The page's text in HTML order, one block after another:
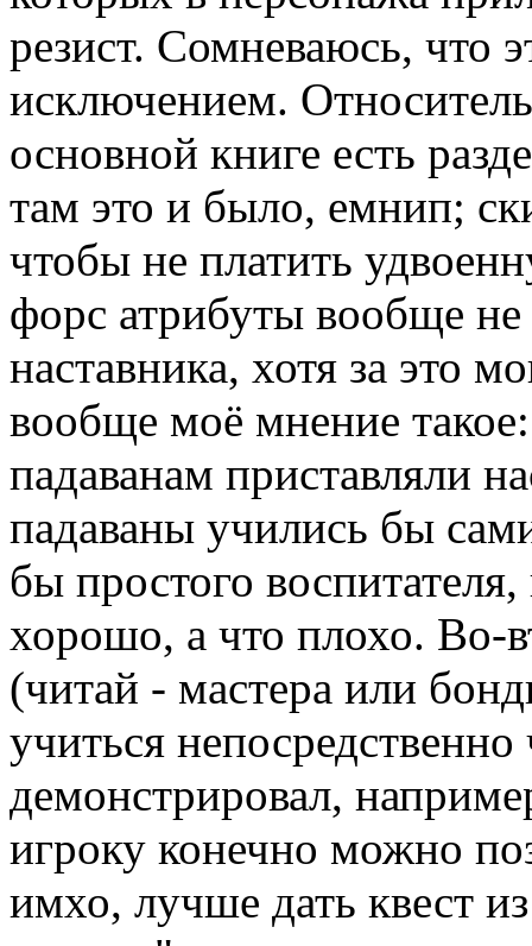
резист. Сомневаюсь, что
исключением.
основной книге есть
там это и было, емнип;
чтобы не платить
форс атрибуты вообще
наставника, хотя за это
вообще моё мнение
падаванам приставляли
падаваны учились бы
бы простого
хорошо, а что плохо. Во-
(читай - мастера или
учиться
демонстрировал,
игроку конечно можно
имхо, лучше дать квест